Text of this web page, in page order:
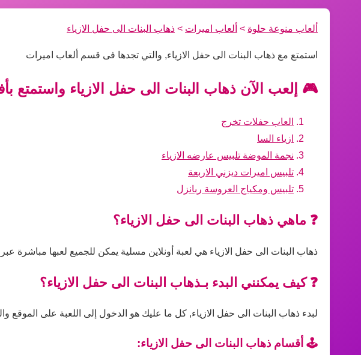
ألعاب منوعة حلوة > ألعاب اميرات > ذهاب البنات الى حفل الازياء
استمتع مع ذهاب البنات الى حفل الازياء, والتي تجدها فى قسم ألعاب اميرات
🎮 إلعب الآن ذهاب البنات الى حفل الازياء واستمتع
العاب حفلات تخرج
ازياء السا
نجمة الموضة تلبيس عارضه الازياء
تلبيس اميرات ديزني الاربعة
تلبيس ومكياج العروسة ربانزل
❓ ماهي ذهاب البنات الى حفل الازياء؟
ذهاب البنات الى حفل الازياء هي لعبة أونلاين مسلية يمكن للجميع لعبها مباشرة
❓ كيف يمكنني البدء بـذهاب البنات الى حفل الازياء؟
لبدء ذهاب البنات الى حفل الازياء, كل ما عليك هو الدخول إلى اللعبة على الموقع
🕹️ أقسام ذهاب البنات الى حفل الازياء: